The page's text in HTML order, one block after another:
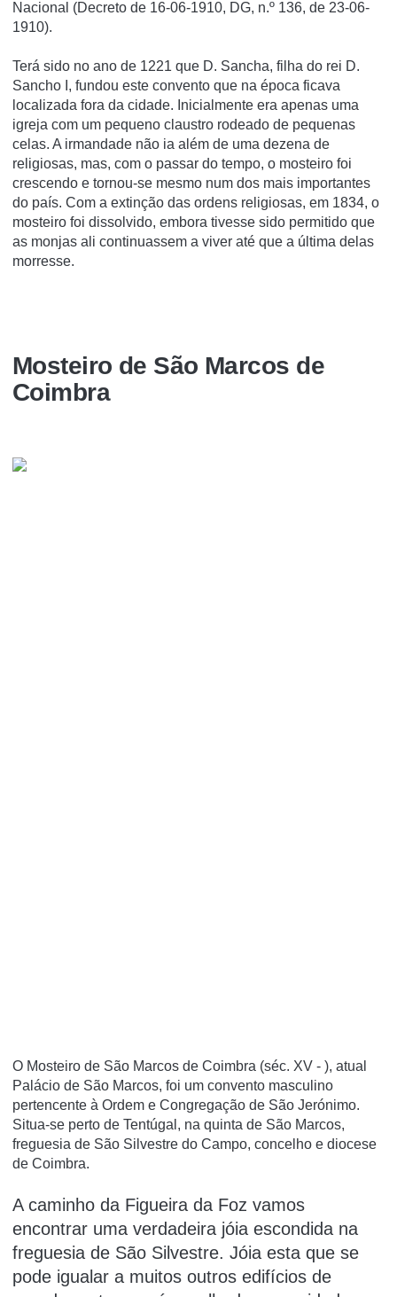
Nacional (Decreto de 16-06-1910, DG, n.º 136, de 23-06-
1910).
Terá sido no ano de 1221 que D. Sancha, filha do rei D.
Sancho I, fundou este convento que na época ficava
localizada fora da cidade. Inicialmente era apenas uma
igreja com um pequeno claustro rodeado de pequenas
celas. A irmandade não ia além de uma dezena de
religiosas, mas, com o passar do tempo, o mosteiro foi
crescendo e tornou-se mesmo num dos mais importantes
do país. Com a extinção das ordens religiosas, em 1834, o
mosteiro foi dissolvido, embora tivesse sido permitido que
as monjas ali continuassem a viver até que a última delas
morresse.
Mosteiro de São Marcos de
Coimbra
O Mosteiro de São Marcos de Coimbra (séc. XV - ), atual
Palácio de São Marcos, foi um convento masculino
pertencente à Ordem e Congregação de São Jerónimo.
Situa-se perto de Tentúgal, na quinta de São Marcos,
freguesia de São Silvestre do Campo, concelho e diocese
de Coimbra.
A caminho da Figueira da Foz vamos
encontrar uma verdadeira jóia escondida na
freguesia de São Silvestre. Jóia esta que se
pode igualar a muitos outros edifícios de